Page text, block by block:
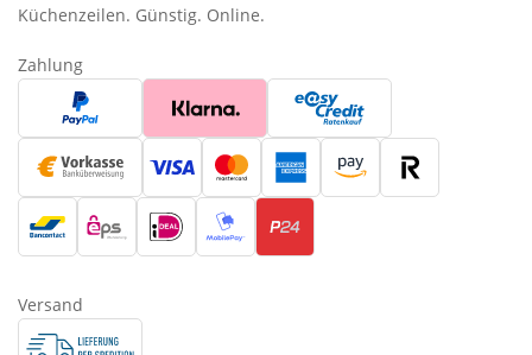
Küchenzeilen. Günstig. Online.
Zahlung
Versand